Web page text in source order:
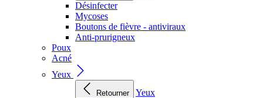
Désinfecter
Mycoses
Boutons de fièvre - antiviraux
Anti-prurigneux
Poux
Acné
Yeux
Retourner
Yeux